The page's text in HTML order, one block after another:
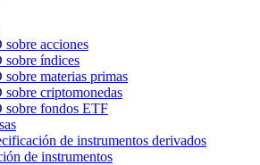
sobre acciones
sobre índices
sobre materias primas
sobre criptomonedas
sobre fondos ETF
de instrumentos derivados
de instrumentos